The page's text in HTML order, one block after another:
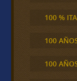
100 %
100
100